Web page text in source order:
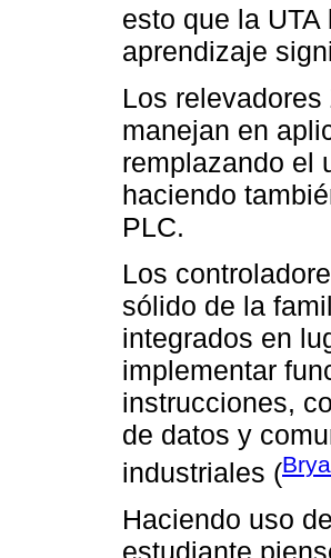
esto que la
aprendizaje
Los
manejan en
remplazando el
haciendo
PLC.
Los
sólido de la
integrados en
implementar
instrucciones,
de datos y
industriales (
Haciendo uso